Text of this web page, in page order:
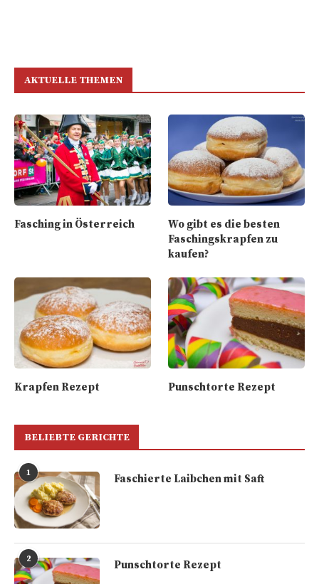
AKTUELLE THEMEN
Fasching in Österreich
Wo gibt es die besten
Faschingskrapfen zu
kaufen?
Krapfen Rezept Punschtorte Rezept
BELIEBTE GERICHTE
1 Faschierte Laibchen mit Saft
2 Punschtorte Rezept